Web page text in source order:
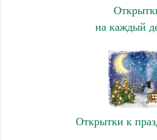
на каждый
Открытки к